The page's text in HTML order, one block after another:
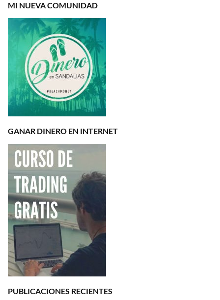
MI NUEVA COMUNIDAD
GANAR DINERO EN INTERNET
PUBLICACIONES RECIENTES